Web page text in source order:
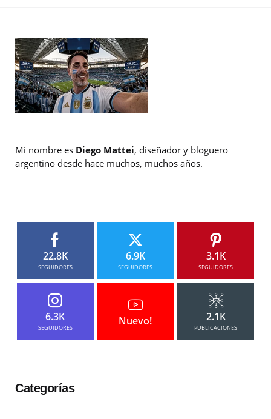
Mi nombre es Diego Mattei, diseñador y bloguero
argentino desde hace muchos, muchos años.
22.8K
SEGUIDORES
6.9K
SEGUIDORES
3.1K
SEGUIDORES
6.3K
SEGUIDORES
Nuevo! 2.1K
PUBLICACIONES
Categorías